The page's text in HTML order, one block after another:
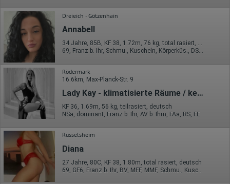
Erhobene Informationen zum Besucherverhalten sind folgende:
Herkunft (Land und Stadt)
Sprache
Betriebssystem
Gerät (PC, Tablet-PC oder Smartphone)
Browser und alle verwendeten Add-ons
Auflösung des Computers
Besucherquelle (Facebook, Suchmaschine oder
verweisende Webseite)
Welche Dateien wurden heruntergeladen?
Welche Videos angeschaut?
Wurden Werbebanner angeklickt?
Portals oder hat er sie komplett verlassen?
Wie lange blieb der Besucher?
Ort der Verarbeitung:
Europäische Union & USA
Hotjar
Dreieich - Götzenhain
Annabell
34 Jahre, 85B, KF 38, 1.72m, 76 kg, total rasiert, deutsch
69, Franz b. Ihr, Schmu., Kuscheln, Körperküs., DSp, KBp, EL
Rödermark
16.6km, Max-Planck-Str. 9
Lady Kay - klimatisierte Räume / kein GV
KF 36, 1.69m, 56 kg, teilrasiert, deutsch
NSa, dominant, Franz b. Ihr, AV b. Ihm, FAa, RS, FE
Rüsselsheim
Diana
27 Jahre, 80C, KF 38, 1.80m, total rasiert, deutsch
69, GF6, Franz b. Ihr, BV, MFF, MMF, Schmu., Kuscheln